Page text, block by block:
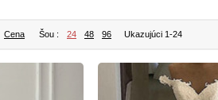
Cena Šou : 24 48 96 Ukazujúci 1-24